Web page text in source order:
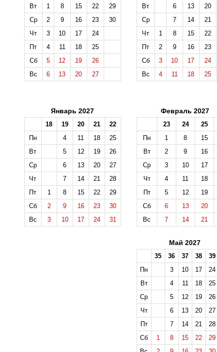
Вт
1 8 15 22
29
Ср
2 9 16 23
30
Чт
3 10 17
24
Пт
4 11 18
25
Сб
5 12 19
26
Вс
6 13 20 27
Вт
6 13
20
Ср
7 14
21
Чт
1 8 15
22
Пт
2 9 16
23
Сб
3 10 17
24
Вс
4 11 18 25
Январь 2027
18 19 20 21
22
Пн
4 11 18
25
Вт
5 12 19
26
Ср
6 13 20
27
Чт
7 14 21
28
Пт
1 8 15 22
29
Сб
2 9 16 23
30
Вс
3 10 17 24 31
Февраль 2027
23 24
25
Пн
1 8
15
Вт
2 9
16
Ср
3 10
17
Чт
4 11
18
Пт
5 12
19
Сб
6 13
20
Вс
7 14 21
Май 2027
35 36 37 38
39
Пн
3 10 17
24
Вт
4 11 18
25
Ср
5 12 19
26
Чт
6 13 20
27
Пт
7 14 21
28
Сб
1 8 15 22
29